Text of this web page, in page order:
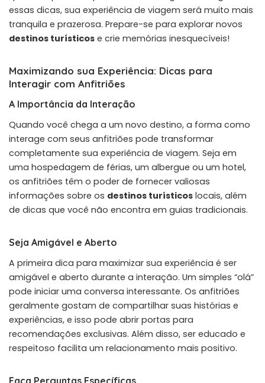
essas dicas, sua experiência de viagem será muito mais
tranquila e prazerosa. Prepare-se para explorar novos
destinos turísticos e crie memórias inesquecíveis!
Maximizando sua Experiência: Dicas para
Interagir com Anfitriões
A Importância da Interação
Quando você chega a um novo destino, a forma como
interage com seus anfitriões pode transformar
completamente sua experiência de viagem. Seja em
uma hospedagem de férias, um albergue ou um hotel,
os anfitriões têm o poder de fornecer valiosas
informações sobre os destinos turísticos locais, além
de dicas que você não encontra em guias tradicionais.
Seja Amigável e Aberto
A primeira dica para maximizar sua experiência é ser
amigável e aberto durante a interação. Um simples “olá”
pode iniciar uma conversa interessante. Os anfitriões
geralmente gostam de compartilhar suas histórias e
experiências, e isso pode abrir portas para
recomendações exclusivas. Além disso, ser educado e
respeitoso facilita um relacionamento mais positivo.
Faça Perguntas Específicas